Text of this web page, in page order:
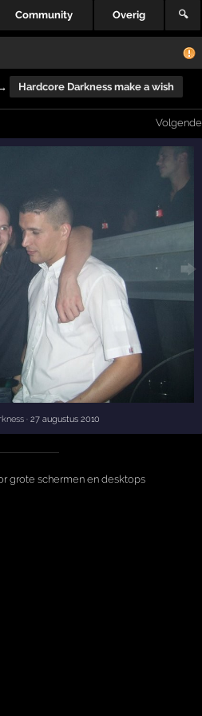
Community Overig 🔍
Hardcore Darkness make a wish
Volgende
· 27 augustus 2010
grote schermen en desktops